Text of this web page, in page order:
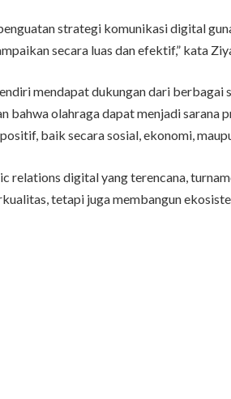
strategi komunikasi digital
secara luas dan efektif,” kata
mendapat dukungan dari berbagai
bahwa olahraga dapat menjadi
baik secara sosial, ekonomi,
relations digital yang terencana,
tetapi juga membangun